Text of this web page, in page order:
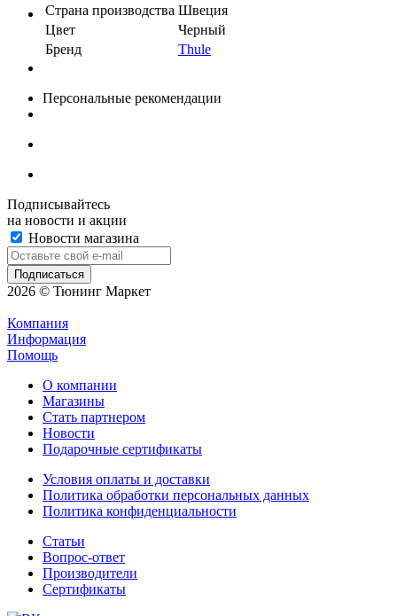
Страна производства Швеция
Цвет
Черный
Бренд
Thule
Персональные рекомендации
Подписывайтесь
на новости и акции
Новости магазина
2026 © Тюнинг Маркет
Компания
Информация
Помощь
О компании
Магазины
Стать партнером
Новости
Подарочные сертификаты
Условия оплаты и доставки
Политика обработки персональных данных
Политика конфиденциальности
Статьи
Вопрос-ответ
Производители
Сертификаты